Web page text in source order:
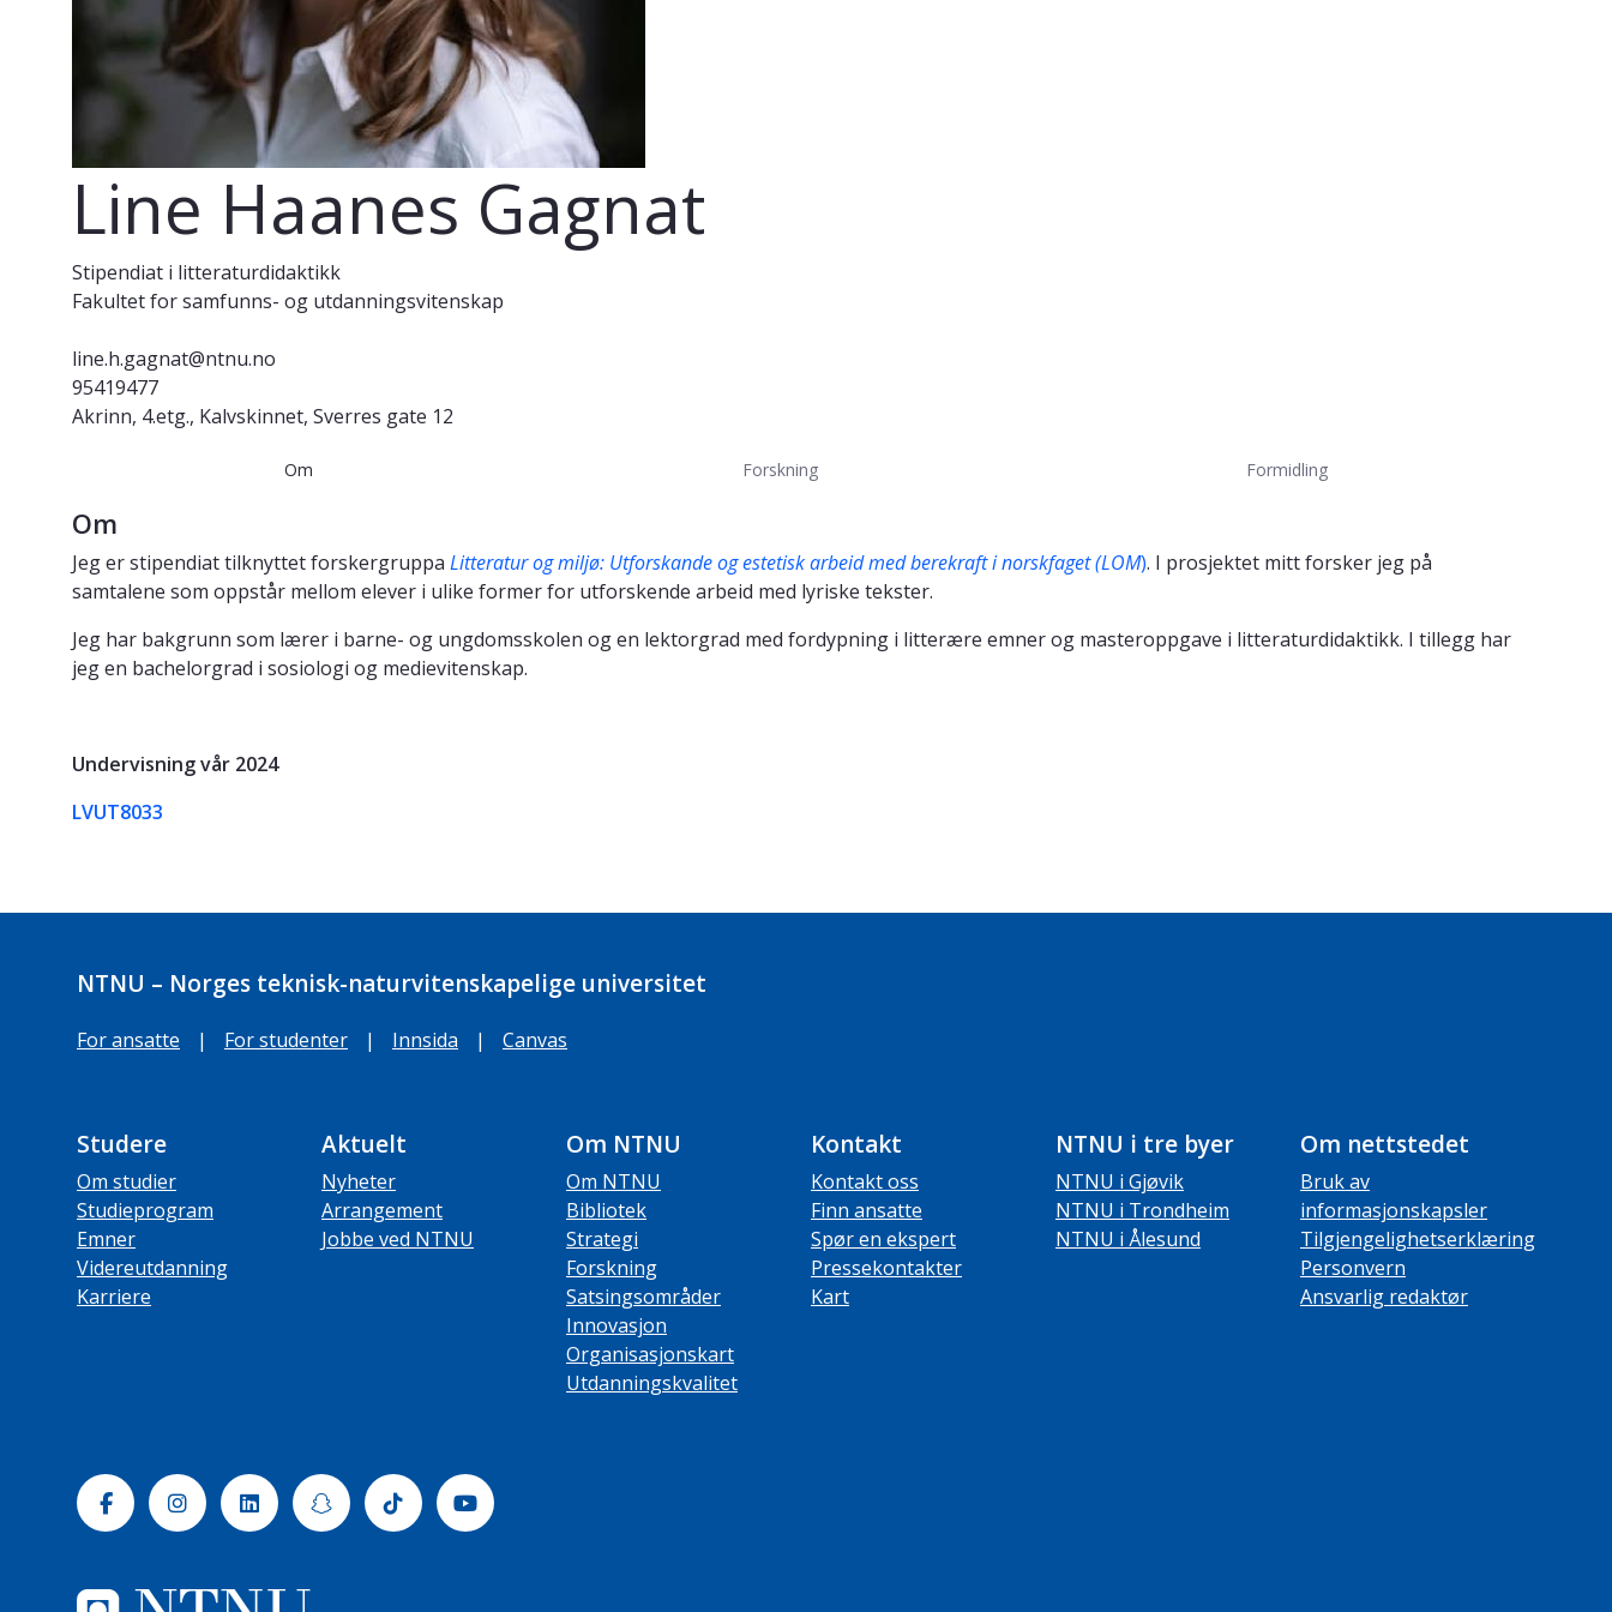
Line Haanes Gagnat
Stipendiat i litteraturdidaktikk
Fakultet for samfunns- og utdanningsvitenskap
line.h.gagnat@ntnu.no
95419477
Akrinn, 4.etg., Kalvskinnet, Sverres gate 12
Om Forskning Formidling
Om
Jeg er stipendiat tilknyttet forskergruppa Litteratur og miljø: Utforskande og estetisk arbeid med berekraft i norskfaget (LOM). I prosjektet mitt forsker jeg på
samtalene som oppstår mellom elever i ulike former for utforskende arbeid med lyriske tekster.
Jeg har bakgrunn som lærer i barne- og ungdomsskolen og en lektorgrad med fordypning i litterære emner og masteroppgave i litteraturdidaktikk. I tillegg har
jeg en bachelorgrad i sosiologi og medievitenskap.
Undervisning vår 2024
LVUT8033
NTNU – Norges teknisk-naturvitenskapelige universitet
For ansatte | For studenter | Innsida | Canvas
Studere
Om studier
Studieprogram
Emner
Videreutdanning
Karriere
Aktuelt
Nyheter
Arrangement
Jobbe ved NTNU
Om NTNU
Om NTNU
Bibliotek
Strategi
Forskning
Satsingsområder
Innovasjon
Organisasjonskart
Utdanningskvalitet
Kontakt
Kontakt oss
Finn ansatte
Spør en ekspert
Pressekontakter
Kart
NTNU i tre byer
NTNU i Gjøvik
NTNU i Trondheim
NTNU i Ålesund
Om nettstedet
Bruk av
informasjonskapsler
Tilgjengelighetserklæring
Personvern
Ansvarlig redaktør
FacebookInstagramLinkedinSnapchatTiktok Youtube